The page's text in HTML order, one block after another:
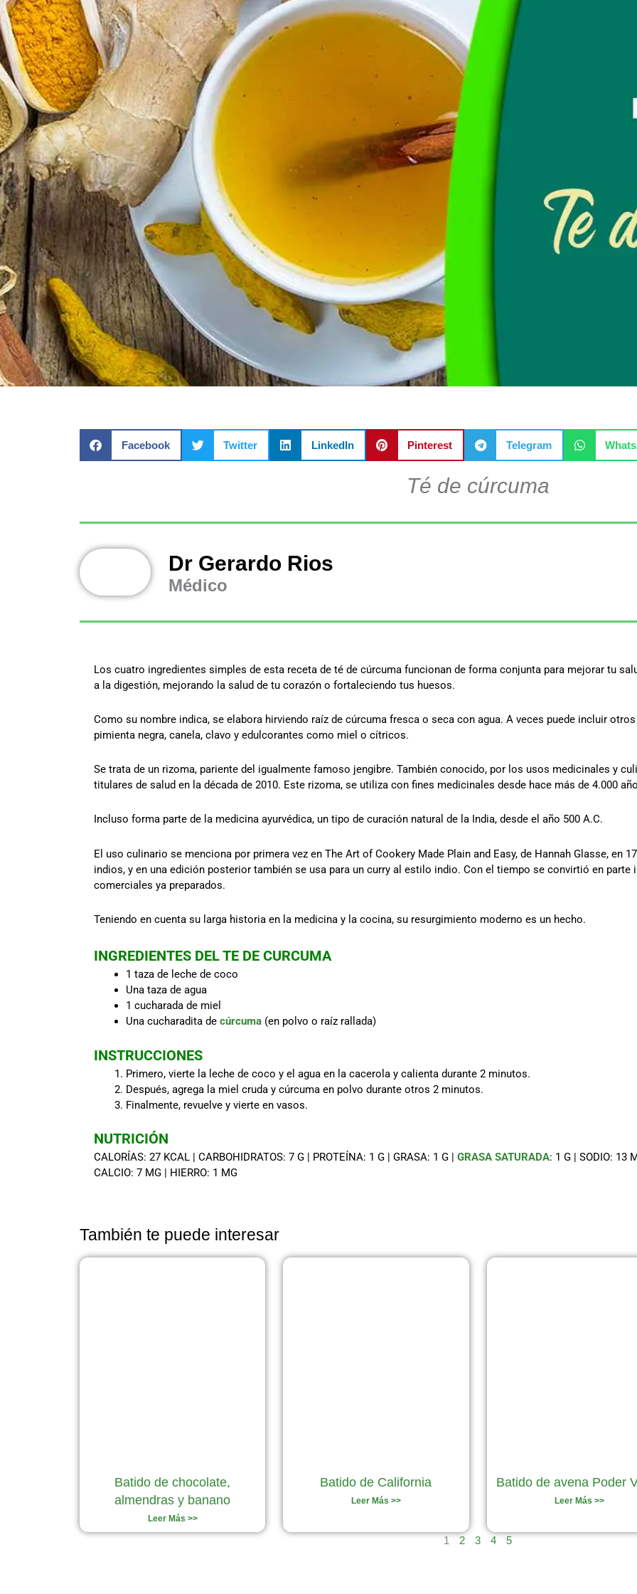
Facebook Twitter LinkedIn Pinterest Telegram
Té de cúrcuma
Dr Gerardo Rios
Médico
Los cuatro ingredientes simples de esta receta de té de cúrcuma funcionan de forma conjunta para mejorar tu
a la digestión, mejorando la salud de tu corazón o fortaleciendo tus huesos.
Como su nombre indica, se elabora hirviendo raíz de cúrcuma fresca o seca con agua. A veces puede incluir
pimienta negra, canela, clavo y edulcorantes como miel o cítricos.
Se trata de un rizoma, pariente del igualmente famoso jengibre. También conocido, por los usos medicinales y
titulares de salud en la década de 2010. Este rizoma, se utiliza con fines medicinales desde hace más de 4.000
Incluso forma parte de la medicina ayurvédica, un tipo de curación natural de la India, desde el año 500 A.C.
El uso culinario se menciona por primera vez en The Art of Cookery Made Plain and Easy, de Hannah Glasse, en
indios, y en una edición posterior también se usa para un curry al estilo indio. Con el tiempo se convirtió en parte
comerciales ya preparados.
Teniendo en cuenta su larga historia en la medicina y la cocina, su resurgimiento moderno es un hecho.
INGREDIENTES DEL TE DE CURCUMA
1 taza de leche de coco
Una taza de agua
1 cucharada de miel
Una cucharadita de cúrcuma (en polvo o raíz rallada)
INSTRUCCIONES
Primero, vierte la leche de coco y el agua en la cacerola y calienta durante 2 minutos.
Después, agrega la miel cruda y cúrcuma en polvo durante otros 2 minutos.
Finalmente, revuelve y vierte en vasos.
NUTRICIÓN
CALORÍAS: 27 KCAL | CARBOHIDRATOS: 7 G | PROTEÍNA: 1 G | GRASA: 1 G | GRASA SATURADA: 1 G | SODIO: 13
CALCIO: 7 MG | HIERRO: 1 MG
También te puede interesar
Batido de chocolate,
almendras y banano
Leer Más >>
Batido de California
Leer Más >>
Batido de avena Poder
Leer Más >>
Página
1
Página
2
Página
3 4 5